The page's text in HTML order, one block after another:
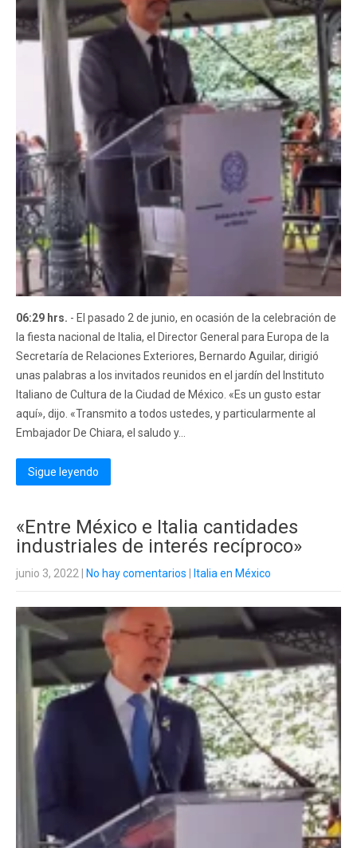
06:29 hrs. - El pasado 2 de junio, en ocasión de la celebración de
la fiesta nacional de Italia, el Director General para Europa de la
Secretaría de Relaciones Exteriores, Bernardo Aguilar, dirigió
unas palabras a los invitados reunidos en el jardín del Instituto
Italiano de Cultura de la Ciudad de México. «Es un gusto estar
aquí», dijo. «Transmito a todos ustedes, y particularmente al
Embajador De Chiara, el saludo y...
Sigue leyendo
«Entre México e Italia cantidades
industriales de interés recíproco»
junio 3, 2022 No hay comentarios Italia en México